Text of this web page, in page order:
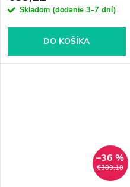
Skladom (dodanie 3-7 dní)
DO KOŠÍKA
€309,10
–36 %